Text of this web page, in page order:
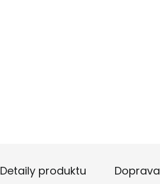
Detaily produktu Doprava